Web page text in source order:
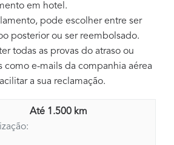
em hotel.
pode escolher entre ser
posterior ou ser reembolsado.
todas as provas do atraso ou
como e-mails da companhia aérea
a sua reclamação.
Até 1.500 km